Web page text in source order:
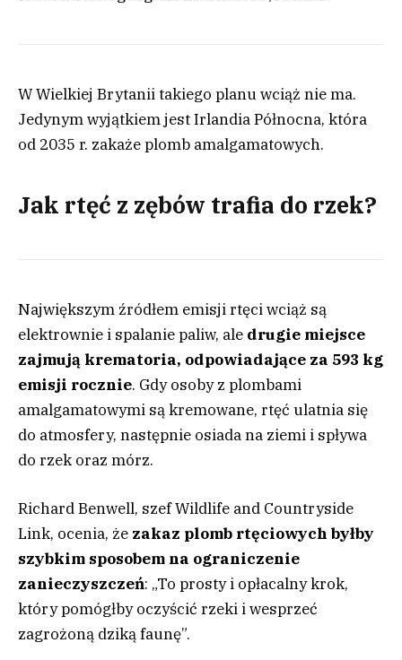
W Wielkiej Brytanii takiego planu wciąż nie ma.
Jedynym wyjątkiem jest Irlandia Północna, która
od 2035 r. zakaże plomb amalgamatowych.
Jak rtęć z zębów trafia do rzek?
Największym źródłem emisji rtęci wciąż są
elektrownie i spalanie paliw, ale drugie miejsce
zajmują krematoria, odpowiadające za 593 kg
emisji rocznie. Gdy osoby z plombami
amalgamatowymi są kremowane, rtęć ulatnia się
do atmosfery, następnie osiada na ziemi i spływa
do rzek oraz mórz.
Richard Benwell, szef Wildlife and Countryside
Link, ocenia, że zakaz plomb rtęciowych byłby
szybkim sposobem na ograniczenie
zanieczyszczeń: „To prosty i opłacalny krok,
który pomógłby oczyścić rzeki i wesprzeć
zagrożoną dziką faunę”.